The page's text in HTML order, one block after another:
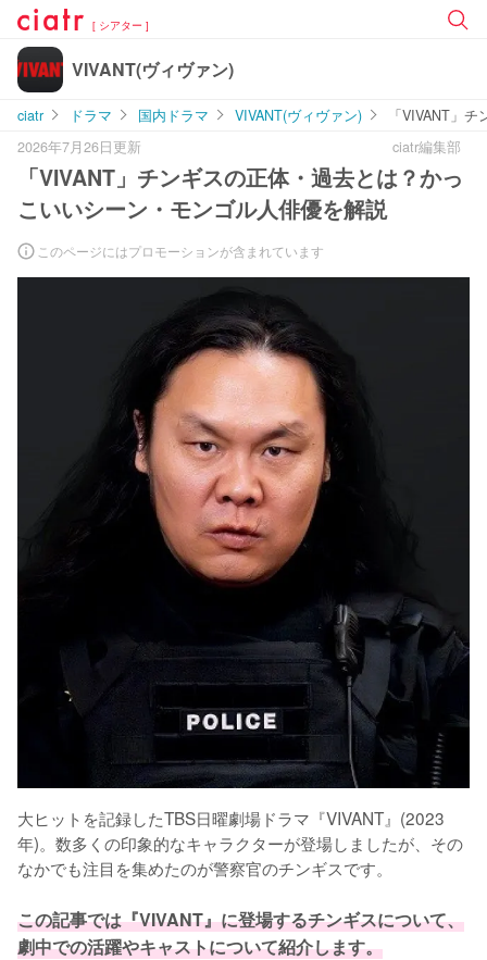
[ シアター ]
VIVANT(ヴィヴァン)
ciatr ドラマ 国内ドラマ VIVANT(ヴィヴァン)
「VIVANT」
2026年7月26日更新
ciatr編集部
「VIVANT」チンギスの正体・過去とは？かっ
こいいシーン・モンゴル人俳優を解説
このページにはプロモーションが含まれています
大ヒットを記録したTBS日曜劇場ドラマ『VIVANT』(2023
年)。数多くの印象的なキャラクターが登場しましたが、その
なかでも注目を集めたのが警察官のチンギスです。
この記事では『VIVANT』に登場するチンギスについて、
劇中での活躍やキャストについて紹介します。